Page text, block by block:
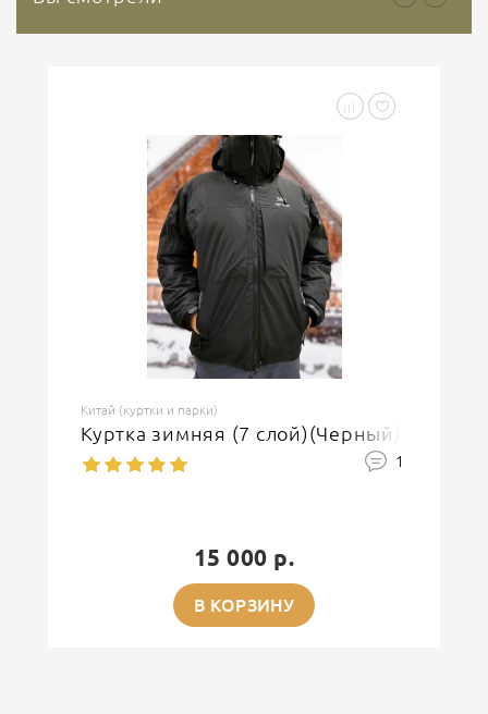
Китай (куртки и парки)
Куртка зимняя (7 слой)(Черный)
1
15 000 р.
В КОРЗИНУ